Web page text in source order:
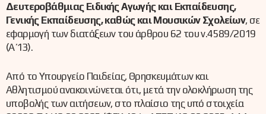
Δευτεροβάθμιας Ειδικής Αγωγής και Εκπαίδευσης,
Γενικής Εκπαίδευσης, καθώς και Μουσικών Σχολείων, σε
εφαρμογή των διατάξεων του άρθρου 62 του ν.4589/2019
(Α΄ 13).
Από το Υπουργείο Παιδείας, Θρησκευμάτων και
Αθλητισμού ανακοινώνεται ότι, μετά την ολοκλήρωση της
υποβολής των αιτήσεων, στο πλαίσιο της υπό στοιχεία